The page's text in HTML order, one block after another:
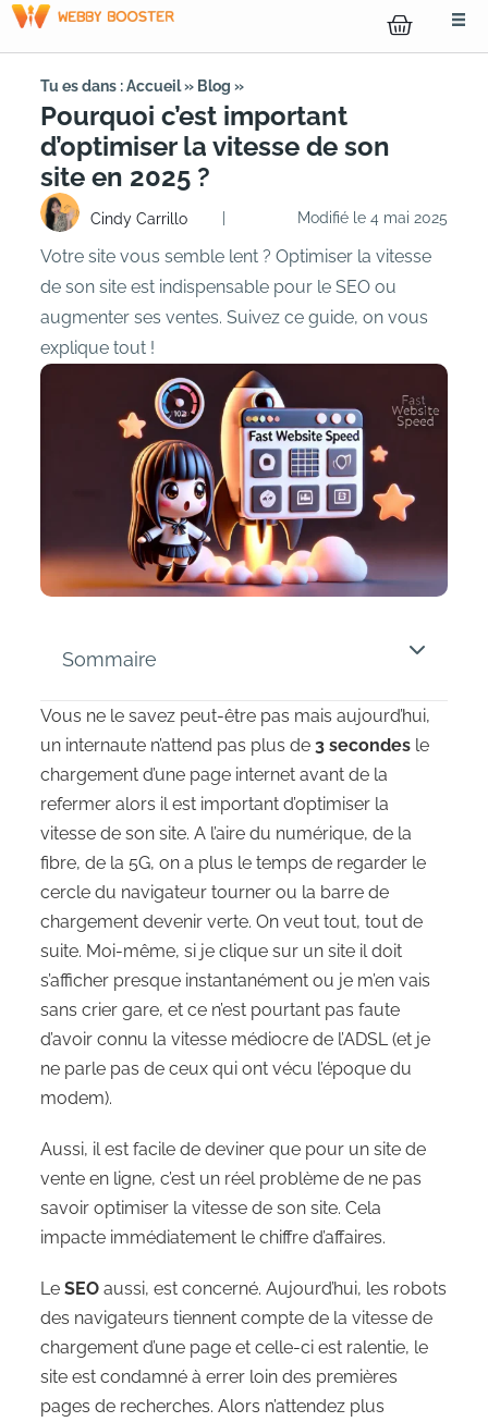
Tu es dans :Accueil» Blog »
Pourquoi c’est important
d’optimiser la vitesse de son
site en 2025 ?
Cindy Carrillo Modifié le 4 mai 2025
Votre site vous semble lent ? Optimiser la vitesse
de son site est indispensable pour le SEO ou
augmenter ses ventes. Suivez ce guide, on vous
explique tout !
Sommaire
Vous ne le savez peut-être pas mais aujourd’hui,
un internaute n’attend pas plus de3 secondes le
chargement d’une page internet avant de la
refermer alors il est important d’optimiser la
vitesse de son site. A l’aire du numérique, de la
fibre, de la 5G, on a plus le temps de regarder le
cercle du navigateur tourner ou la barre de
chargement devenir verte. On veut tout, tout de
suite. Moi-même, si je clique sur un site il doit
s’afficher presque instantanément ou je m’en vais
sans crier gare, et ce n’est pourtant pas faute
d’avoir connu la vitesse médiocre de l’ADSL (et je
ne parle pas de ceux qui ont vécu l’époque du
modem).
Aussi, il est facile de deviner que pour un site de
vente en ligne, c’est un réel problème de ne pas
savoir optimiser la vitesse de son site. Cela
impacte immédiatement le chiffre d’affaires.
LeSEO aussi, est concerné. Aujourd’hui, les robots
des navigateurs tiennent compte de la vitesse de
chargement d’une page et celle-ci est ralentie, le
site est condamné à errer loin des premières
pages de recherches. Alors n’attendez plus